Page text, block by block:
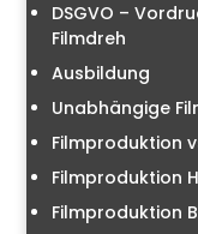
DSGVO –
Filmdreh
Ausbildung
Unabhängige
Filmproduktion
Filmproduktion
Filmproduktion